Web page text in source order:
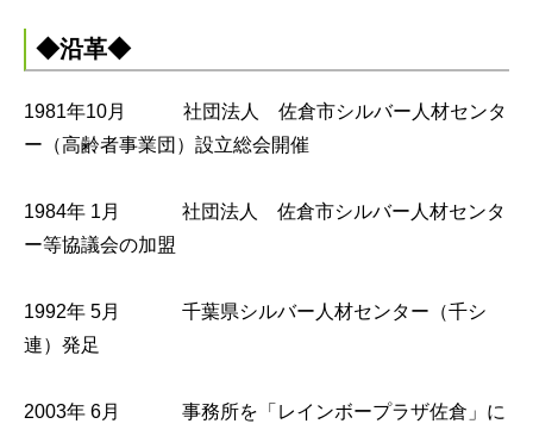
◆沿革◆
1981年10月 社団法人 佐倉市シルバー人材センタ
ー（高齢者事業団）設立総会開催
1984年 1月 社団法人 佐倉市シルバー人材センタ
ー等協議会の加盟
1992年 5月 千葉県シルバー人材センター（千シ
連）発足
2003年 6月 事務所を「レインボープラザ佐倉」に